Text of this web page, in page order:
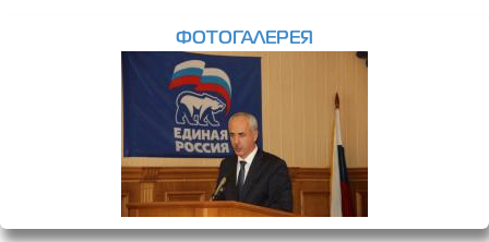
ФОТОГАЛЕРЕЯ